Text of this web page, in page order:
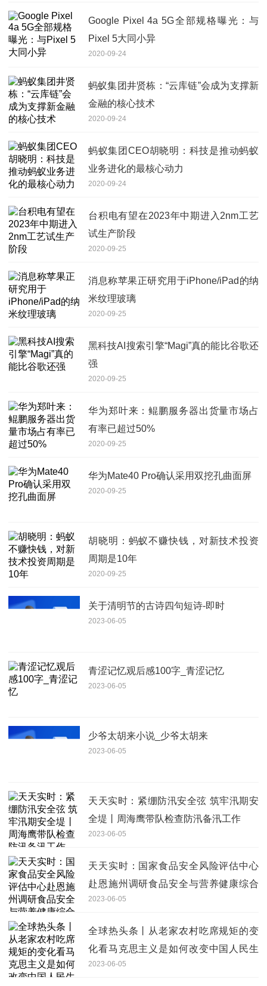
Google Pixel 4a 5G全部规格曝光：与
Pixel 5大同小异
2020-09-24
蚂蚁集团井贤栋：“云库链”会成为支撑新
金融的核心技术
2020-09-24
蚂蚁集团CEO胡晓明：科技是推动蚂蚁
业务进化的最核心动力
2020-09-24
台积电有望在2023年中期进入2nm工艺
试生产阶段
2020-09-25
消息称苹果正研究用于iPhone/iPad的纳
米纹理玻璃
2020-09-25
黑科技AI搜索引擎“Magi”真的能比谷歌还
强
2020-09-25
华为郑叶来：鲲鹏服务器出货量市场占
有率已超过50%
2020-09-25
华为Mate40 Pro确认采用双挖孔曲面屏
2020-09-25
胡晓明：蚂蚁不赚快钱，对新技术投资
周期是10年
2020-09-25
关于清明节的古诗四句短诗-即时
2023-06-05
青涩记忆观后感100字_青涩记忆
2023-06-05
少爷太胡来小说_少爷太胡来
2023-06-05
天天实时：紧绷防汛安全弦 筑牢汛期安
全堤丨周海鹰带队检查防汛备汛工作
2023-06-05
天天实时：国家食品安全风险评估中心
赴恩施州调研食品安全与营养健康综合
试验区工作
2023-06-05
全球热头条丨从老家农村吃席规矩的变
化看马克思主义是如何改变中国人民生
活的
2023-06-05